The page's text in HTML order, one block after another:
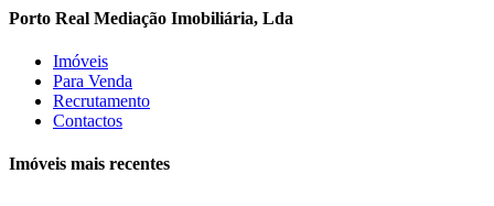
Porto Real Mediação Imobiliária, Lda
Imóveis
Para Venda
Recrutamento
Contactos
Imóveis mais recentes